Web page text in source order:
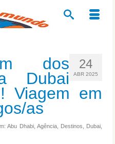
24
ABR 2025
dos
Dubai
Viagem em
as
Abu Dhabi, Agência, Destinos Dubai